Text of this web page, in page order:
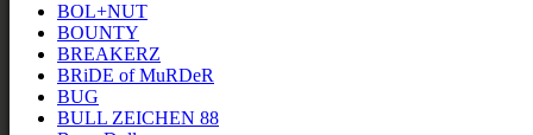
BOL+NUT
BOUNTY
BREAKERZ
BRiDE of MuRDeR
BUG
BULL ZEICHEN 88